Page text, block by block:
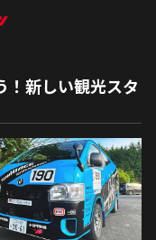
！新しい観光スタ